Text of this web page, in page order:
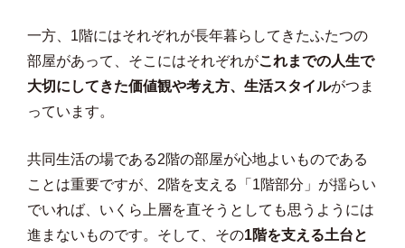
一方、1階にはそれぞれが長年暮らしてきたふたつの
部屋があって、そこにはそれぞれがこれまでの人生で
大切にしてきた価値観や考え方、生活スタイルがつま
っています。
共同生活の場である2階の部屋が心地よいものである
ことは重要ですが、2階を支える「1階部分」が揺らい
でいれば、いくら上層を直そうとしても思うようには
進まないものです。そして、その1階を支える土台と